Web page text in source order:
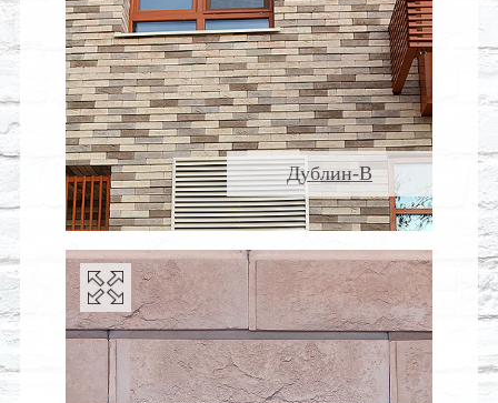
Дублин-В